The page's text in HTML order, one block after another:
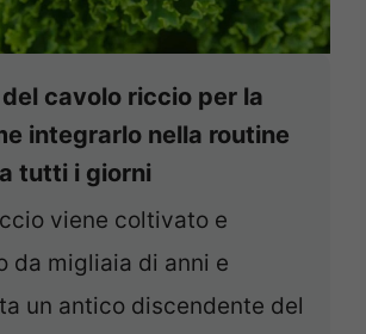
cavolo riccio per la
integrarlo nella routine
tutti i giorni
viene coltivato e
da migliaia di anni e
un antico discendente del